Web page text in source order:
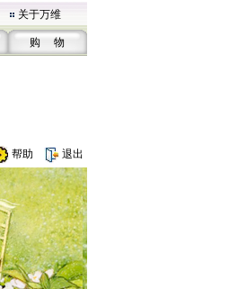
关于万维
购 物
帮助 退出